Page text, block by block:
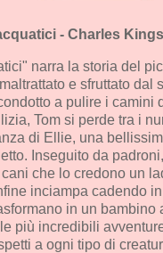
- Charles
narra la storia del
e sfruttato dal
a pulire i camini
Tom si perde tra i
di Ellie, una
Inseguito da
che lo credono un
inciampa cadendo
in un bambino
più incredibili
a ogni tipo di